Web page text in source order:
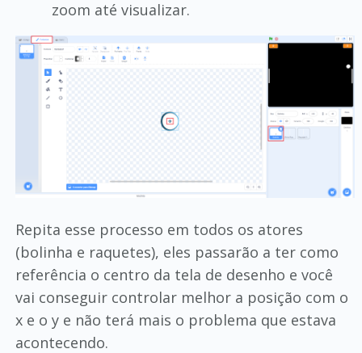
zoom até visualizar.
Repita esse processo em todos os atores
(bolinha e raquetes), eles passarão a ter como
referência o centro da tela de desenho e você
vai conseguir controlar melhor a posição com o
x e o y e não terá mais o problema que estava
acontecendo.